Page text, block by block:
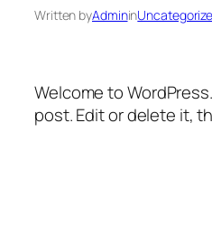
Written byAdminin
Welcome to
post. Edit or delete it,